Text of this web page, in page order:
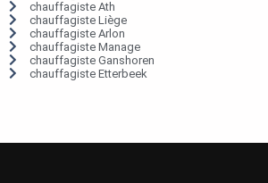
chauffagiste Ath
chauffagiste Liège
chauffagiste Arlon
chauffagiste Manage
chauffagiste Ganshoren
chauffagiste Etterbeek